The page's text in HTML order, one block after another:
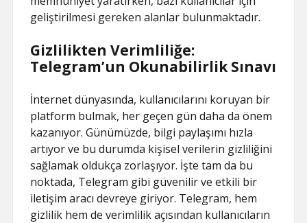
geliştirilmesi gereken alanlar bulunmaktadır.
Gizlilikten Verimliliğe:
Telegram’un Okunabilirlik Sınavı
İnternet dünyasında, kullanıcılarını koruyan bir
platform bulmak, her geçen gün daha da önem
kazanıyor. Günümüzde, bilgi paylaşımı hızla
artıyor ve bu durumda kişisel verilerin gizliliğini
sağlamak oldukça zorlaşıyor. İşte tam da bu
noktada, Telegram gibi güvenilir ve etkili bir
iletişim aracı devreye giriyor. Telegram, hem
gizlilik hem de verimlilik açısından kullanıcıların